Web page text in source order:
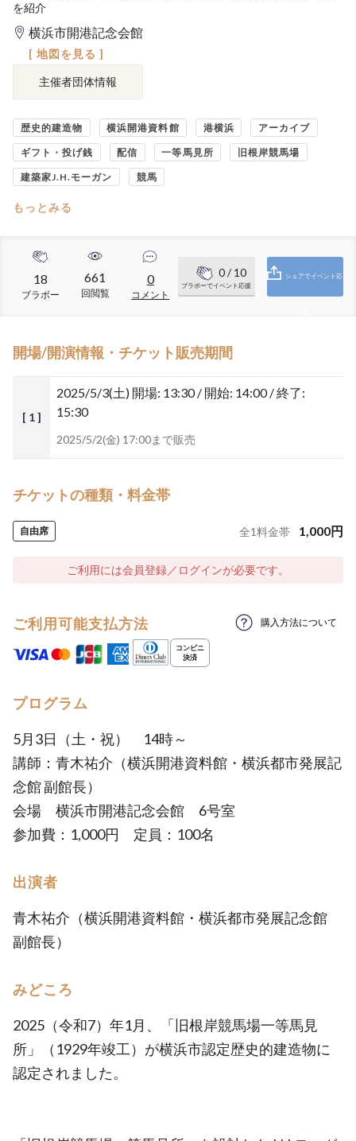
を紹介
横浜市開港記念会館
[ 地図を見る ]
主催者団体情報
歴史的建造物 横浜開港資料館 港横浜 アーカイブ
ギフト・投げ銭 配信 一等馬見所 旧根岸競馬場
建築家J.H.モーガン 競馬
もっとみる
18
ブラボー
661
回閲覧
0
コメント
0/ 10
ブラボーでイベント応援
シェアでイベント応
開場/開演情報・チケット販売期間
[ 1 ]
2025/5/3(土) 開場: 13:30 / 開始: 14:00 / 終了:
15:30
2025/5/2(金) 17:00まで販売
チケットの種類・料金帯
自由席 全1料金帯 1,000円
ご利用には会員登録／ログインが必要です。
ご利用可能支払方法 購入方法について
プログラム
5月3日（土・祝） 14時～
講師：青木祐介（横浜開港資料館・横浜都市発展記
念館 副館長）
会場 横浜市開港記念会館 6号室
参加費：1,000円 定員：100名
出演者
青木祐介（横浜開港資料館・横浜都市発展記念館
副館長）
みどころ
2025（令和7）年1月、「旧根岸競馬場一等馬見
所」（1929年竣工）が横浜市認定歴史的建造物に
認定されました。